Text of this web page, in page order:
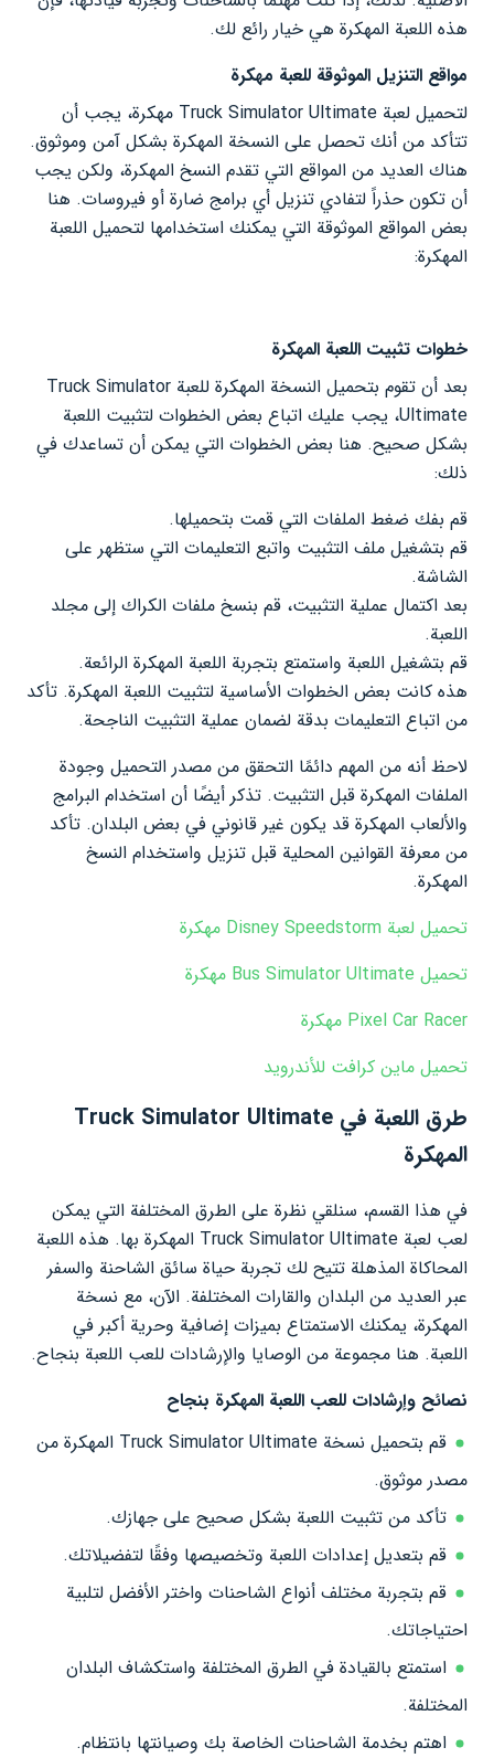
هذه اللعبة المهكرة هي خيار رائع لك.
مواقع التنزيل الموثوقة للعبة مهكرة
لتحميل لعبة Truck Simulator Ultimate مهكرة، يجب أن
تتأكد من أنك تحصل على النسخة المهكرة بشكل آمن وموثوق.
هناك العديد من المواقع التي تقدم النسخ المهكرة، ولكن يجب
أن تكون حذراً لتفادي تنزيل أي برامج ضارة أو فيروسات. هنا
بعض المواقع الموثوقة التي يمكنك استخدامها لتحميل اللعبة
المهكرة:
خطوات تثبيت اللعبة المهكرة
بعد أن تقوم بتحميل النسخة المهكرة للعبة Truck Simulator
Ultimate، يجب عليك اتباع بعض الخطوات لتثبيت اللعبة
بشكل صحيح. هنا بعض الخطوات التي يمكن أن تساعدك في
ذلك:
قم بفك ضغط الملفات التي قمت بتحميلها.
قم بتشغيل ملف التثبيت واتبع التعليمات التي ستظهر على
الشاشة.
بعد اكتمال عملية التثبيت، قم بنسخ ملفات الكراك إلى مجلد
اللعبة.
قم بتشغيل اللعبة واستمتع بتجربة اللعبة المهكرة الرائعة.
هذه كانت بعض الخطوات الأساسية لتثبيت اللعبة المهكرة. تأكد
من اتباع التعليمات بدقة لضمان عملية التثبيت الناجحة.
لاحظ أنه من المهم دائمًا التحقق من مصدر التحميل وجودة
الملفات المهكرة قبل التثبيت. تذكر أيضًا أن استخدام البرامج
والألعاب المهكرة قد يكون غير قانوني في بعض البلدان. تأكد
من معرفة القوانين المحلية قبل تنزيل واستخدام النسخ
المهكرة.
تحميل لعبة Disney Speedstorm مهكرة
تحميل Bus Simulator Ultimate مهكرة
Pixel Car Racer مهكرة
تحميل ماين كرافت للأندرويد
طرق اللعبة في Truck Simulator Ultimate
المهكرة
في هذا القسم، سنلقي نظرة على الطرق المختلفة التي يمكن
لعب لعبة Truck Simulator Ultimate المهكرة بها. هذه اللعبة
المحاكاة المذهلة تتيح لك تجربة حياة سائق الشاحنة والسفر
عبر العديد من البلدان والقارات المختلفة. الآن، مع نسخة
المهكرة، يمكنك الاستمتاع بميزات إضافية وحرية أكبر في
اللعبة. هنا مجموعة من الوصايا والإرشادات للعب اللعبة بنجاح.
نصائح وإرشادات للعب اللعبة المهكرة بنجاح
قم بتحميل نسخة Truck Simulator Ultimate المهكرة من
مصدر موثوق.
تأكد من تثبيت اللعبة بشكل صحيح على جهازك.
قم بتعديل إعدادات اللعبة وتخصيصها وفقًا لتفضيلاتك.
قم بتجربة مختلف أنواع الشاحنات واختر الأفضل لتلبية
احتياجاتك.
استمتع بالقيادة في الطرق المختلفة واستكشاف البلدان
المختلفة.
اهتم بخدمة الشاحنات الخاصة بك وصيانتها بانتظام.